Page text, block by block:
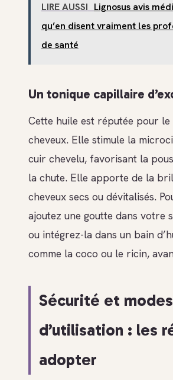
LIRE AUSSI Lignosus avis
qu’en disent vraiment les
de santé
Un tonique capillaire
Cette huile est réputée pour le
cheveux. Elle stimule la
cuir chevelu, favorisant la
la chute. Elle apporte de la
cheveux secs ou dévitalisés.
ajoutez une goutte dans votre
ou intégrez-la dans un bain
comme la coco ou le ricin,
Sécurité et modes
d’utilisation : les
adopter